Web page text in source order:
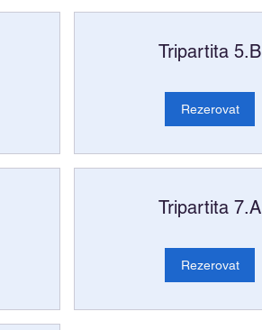
Tripartita 5.B
Rezerovat
Tripartita 7.A
Rezerovat